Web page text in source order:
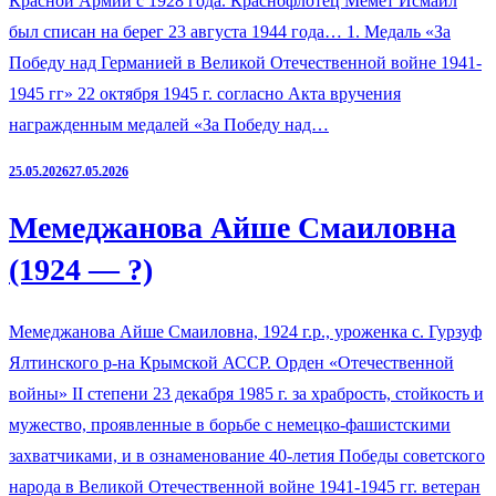
был списан на берег 23 августа 1944 года… 1. Медаль «За
Победу над Германией в Великой Отечественной войне 1941-
1945 гг» 22 октября 1945 г. согласно Акта вручения
награжденным медалей «За Победу над…
25.05.202627.05.2026
Мемеджанова Айше Смаиловна
(1924 — ?)
Мемеджанова Айше Смаиловна, 1924 г.р., уроженка с. Гурзуф
Ялтинского р-на Крымской АССР. Орден «Отечественной
войны» II степени 23 декабря 1985 г. за храбрость, стойкость и
мужество, проявленные в борьбе с немецко-фашистскими
захватчиками, и в ознаменование 40-летия Победы советского
народа в Великой Отечественной войне 1941-1945 гг. ветеран